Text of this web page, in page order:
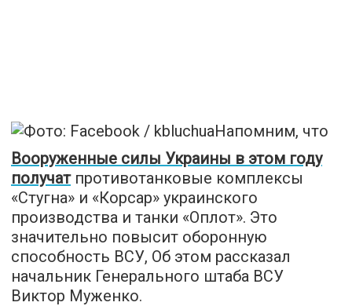
Напомним, что
Вооруженные силы Украины в этом году
получатпротивотанковые комплексы
«Стугна» и «Корсар» украинского
производства и танки «Оплот». Это
значительно повысит оборонную
способность ВСУ, Об этом рассказал
начальник Генерального штаба ВСУ
Виктор Муженко.